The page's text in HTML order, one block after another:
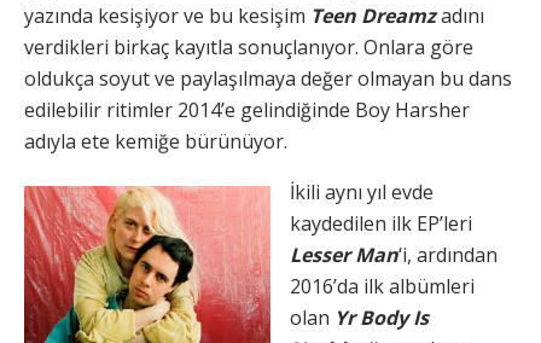
yazında kesişiyor ve bu kesişim Teen Dreamzadını
verdikleri birkaç kayıtla sonuçlanıyor. Onlara göre
oldukça soyut ve paylaşılmaya değer olmayan bu dans
edilebilir ritimler 2014’e gelindiğinde Boy Harsher
adıyla ete kemiğe bürünüyor.
İkili aynı yıl evde
kaydedilen ilk EP’leri
Lesser Man‘i, ardından
2016’da ilk albümleri
olan Yr Body Is